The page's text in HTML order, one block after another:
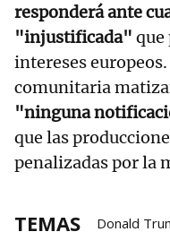
responderá ante
"injustificada" que
intereses
comunitaria
"ninguna
que las
penalizadas por la
TEMAS Donald